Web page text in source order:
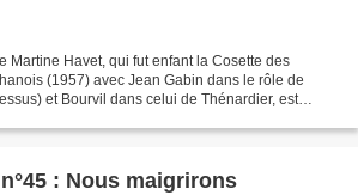
Martine Havet, qui fut enfant la Cosette des
(1957) avec Jean Gabin dans le rôle de
et Bourvil dans celui de Thénardier, est
: Nous maigrirons